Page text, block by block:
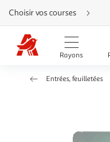
Aller
directement
au
contenu
Aller
directement
Aller
Choisir vos courses
Rayons
Entrées, feuilletées